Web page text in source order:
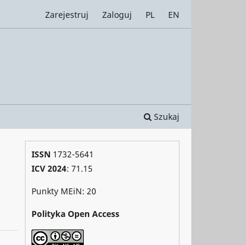
Szukaj
Zarejestruj Zaloguj PL EN
ISSN 1732-5641
ICV 2024: 71.15
Punkty MEiN: 20
Polityka Open Access